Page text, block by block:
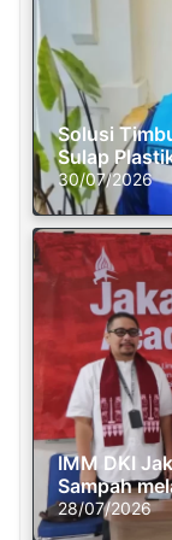
Solusi
Sulap
30/07/2026
IMM DKI
Sampah
28/07/2026